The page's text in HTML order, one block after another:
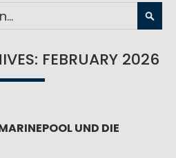
FEBRUARY 2026
UND DIE